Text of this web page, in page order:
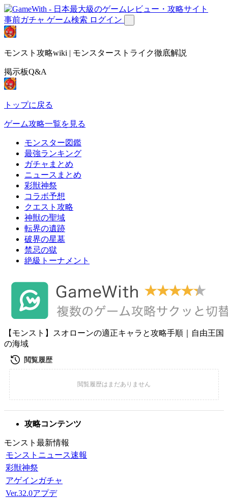
事前ガチャ ゲーム検索 ログイン
モンスト攻略wiki | モンスターストライク徹底解説
掲示板Q&A
トップに戻る
ゲーム攻略一覧を見る
モンスター図鑑
最強ランキング
ガチャまとめ
ニュースまとめ
彩獣神祭
コラボ予想
クエスト攻略
神獣の聖域
転界の遺跡
破界の星墓
禁忌の獄
絶級トーナメント
【モンスト】スオローンの適正キャラと攻略手順｜自由王国
の海域
攻略コンテンツ
モンスト最新情報
モンストニュース速報
彩獣神祭
アゲインガチャ
Ver.32.0アプデ